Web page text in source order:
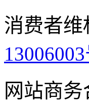
消费者维
网站商务